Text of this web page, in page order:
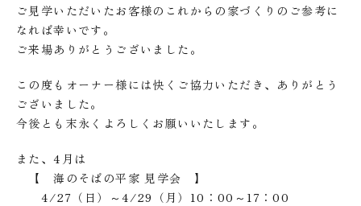
ご見学いただいたお客様のこれからの家づくりのご参考に
なれば幸いです。
ご来場ありがとうございました。
この度もオーナー様には快くご協力いただき、ありがとう
ございました。
今後とも末永くよろしくお願いいたします。
また、4月は
【 海のそばの平家 見学会 】
4/27（日）～4/29（月）10：00～17：00